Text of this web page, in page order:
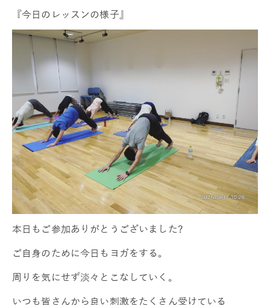
『今日のレッスンの様子』
本日もご参加ありがとうございました?
ご自身のために今日もヨガをする。
周りを気にせず淡々とこなしていく。
いつも皆さんから良い刺激をたくさん受けている